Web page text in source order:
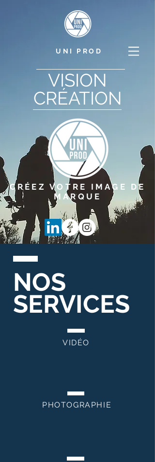
UNI PROD
VISION
CRÉATION
CRÉEZ VOTRE IMAGE DE
MARQUE
NOS
SERVICES
VIDÉO
PHOTOGRAPHIE